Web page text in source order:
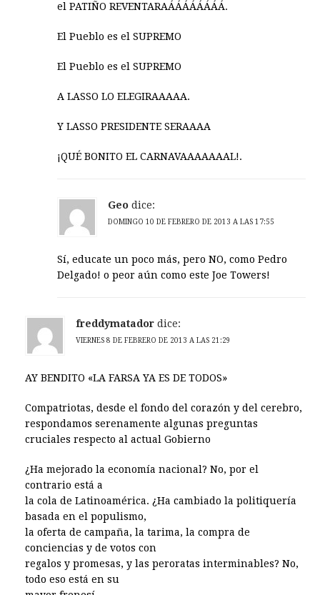
el PATIÑO REVENTARAÁÁÁÁÁÁÁÁ.
El Pueblo es el SUPREMO
El Pueblo es el SUPREMO
A LASSO LO ELEGIRAAAAA.
Y LASSO PRESIDENTE SERAAAA
¡QUÉ BONITO EL CARNAVAAAAAAAL!.
Geo dice:
DOMINGO 10 DE FEBRERO DE 2013 A LAS 17:55
Sí, educate un poco más, pero NO, como Pedro
Delgado! o peor aún como este Joe Towers!
freddymatador dice:
VIERNES 8 DE FEBRERO DE 2013 A LAS 21:29
AY BENDITO «LA FARSA YA ES DE TODOS»
Compatriotas, desde el fondo del corazón y del cerebro,
respondamos serenamente algunas preguntas
cruciales respecto al actual Gobierno
¿Ha mejorado la economía nacional? No, por el
contrario está a
la cola de Latinoamérica. ¿Ha cambiado la politiquería
basada en el populismo,
la oferta de campaña, la tarima, la compra de
conciencias y de votos con
regalos y promesas, y las peroratas interminables? No,
todo eso está en su